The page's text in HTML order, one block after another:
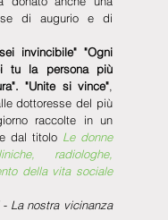
di augurio e di
invincibile" "Ogni
tu la persona più
"Unite si vince"
dottoresse del più
raccolte in un
dal titolo Le donne
radiologhe,
della vita sociale
- La nostra vicinanza